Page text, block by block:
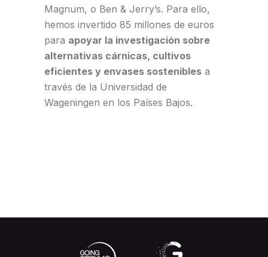
Magnum, o Ben & Jerry’s. Para ello,
hemos invertido 85 millones de euros
para apoyar la investigación sobre
alternativas cárnicas, cultivos
eficientes y envases sostenibles a
través de la Universidad de
Wageningen en los Países Bajos.